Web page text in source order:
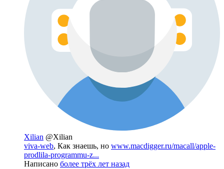
Xilian @Xilian
viva-web, Как знаешь, но www.macdigger.ru/macall/apple-
prodlila-programmu-z...
Написано более трёх лет назад